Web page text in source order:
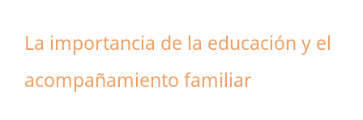
La importancia de la educación y el
acompañamiento familiar